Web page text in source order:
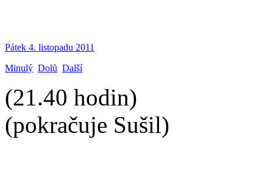
Pátek 4. listopadu 2011
Minulý Dolů Další
(21.40 hodin)
(pokračuje Sušil)